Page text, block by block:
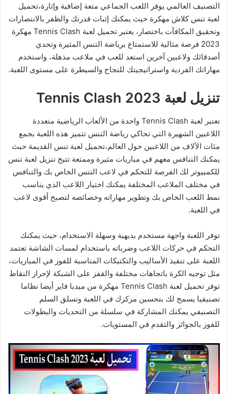
التصنيف العالمي يوفر اللعب الجماعي متعة إضافية وإثارة،تحميل
لعبة تنس كلاش مهكرة حيث يمكنك إثبات قدرتك والظفر بالانتصارات
وتحقيق المكافآت باختصار، يعتبر تحميل لعبة Tennis Clash مهكرة
2023 فرصة مثالية للاستمتاع برياضة التنس المثيرة وتحدي
أصدقائك ولاعبين آخرين استعد للعب في ملاعب مذهلة، واستخدم
مهاراتك الفردية واستراتيجيتك للنجاح والسيطرة على مستوى اللعبة.
تنزيل لعبة Tennis Clash 2023
تعتبر لعبة Tennis Clash واحدة من الألعاب الرياضية متعددة
اللاعبين الشهيرة التي تحاكي رياضة التنس تتميز هذه اللعبة بجمع
مئات الآلاف من اللاعبين حول العالم،تحميل لعبة تنس القديمة حيث
يمكنك التنافس معهم في مباريات مثيرة وممتعة تتيح تنزيل لعبة تنس
للكمبيوتر لك الفرصة للتحكم في لاعب التنس الخاص بك والتنافس
في مختلف الملاعب المختلفة يمكنك اختيار اللاعب الذي يناسب
نمط اللعب الخاص بك وتطوير مهاراته وخصائصه لتصبح أقوى لاعب
في اللعبة.
توفر اللعبة واجهة مستخدم بديهية وسهلة الاستخدام، حيث يمكنك
التحكم في حركات اللاعب وضرباته باستخدام لمسات الشاشة تعتمد
اللعبة على تنفيذ الأساليب والتكتيكات المناسبة للفوز في المباريات،
مثل توجيه الكرة باتجاهات مختلفة والقفز على الشبكة لإحراز النقاط
توفر تحميل لعبة Tennis Clash مهكرة من ميديا فاير أيضا نظاما
تصنيفيا يسمح لك بتحسين مركزك في اللعبة وتسلق السلم
التصنيفي يمكنك المشاركة في سلسلة من التحديات والبطولات
للفوز بالجوائز والتقدم في المستويات.